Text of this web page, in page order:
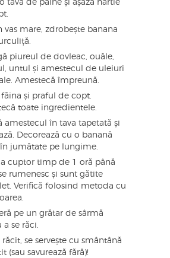
tavă de pâine și așază hârtie
vas mare, zdrobește banana
piureul de dovleac, ouăle,
untul și amestecul de uleiuri
Amestecă împreună.
făina și praful de copt.
toate ingredientele.
amestecul în tava tapetată și
Decorează cu o banană
jumătate pe lungime.
cuptor timp de 1 oră până
rumenesc și sunt gătite
Verifică folosind metoda cu
pe un grătar de sârmă
a se răci.
se servește cu smântână
(sau savurează fără)!